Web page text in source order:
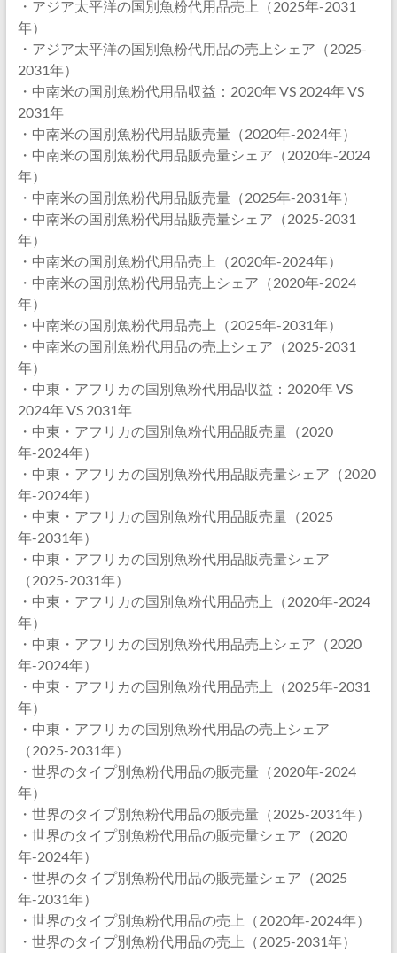
・アジア太平洋の国別魚粉代用品売上（2025年-2031
年）
・アジア太平洋の国別魚粉代用品の売上シェア（2025-
2031年）
・中南米の国別魚粉代用品収益：2020年 VS 2024年 VS
2031年
・中南米の国別魚粉代用品販売量（2020年-2024年）
・中南米の国別魚粉代用品販売量シェア（2020年-2024
年）
・中南米の国別魚粉代用品販売量（2025年-2031年）
・中南米の国別魚粉代用品販売量シェア（2025-2031
年）
・中南米の国別魚粉代用品売上（2020年-2024年）
・中南米の国別魚粉代用品売上シェア（2020年-2024
年）
・中南米の国別魚粉代用品売上（2025年-2031年）
・中南米の国別魚粉代用品の売上シェア（2025-2031
年）
・中東・アフリカの国別魚粉代用品収益：2020年 VS
2024年 VS 2031年
・中東・アフリカの国別魚粉代用品販売量（2020
年-2024年）
・中東・アフリカの国別魚粉代用品販売量シェア（2020
年-2024年）
・中東・アフリカの国別魚粉代用品販売量（2025
年-2031年）
・中東・アフリカの国別魚粉代用品販売量シェア
（2025-2031年）
・中東・アフリカの国別魚粉代用品売上（2020年-2024
年）
・中東・アフリカの国別魚粉代用品売上シェア（2020
年-2024年）
・中東・アフリカの国別魚粉代用品売上（2025年-2031
年）
・中東・アフリカの国別魚粉代用品の売上シェア
（2025-2031年）
・世界のタイプ別魚粉代用品の販売量（2020年-2024
年）
・世界のタイプ別魚粉代用品の販売量（2025-2031年）
・世界のタイプ別魚粉代用品の販売量シェア（2020
年-2024年）
・世界のタイプ別魚粉代用品の販売量シェア（2025
年-2031年）
・世界のタイプ別魚粉代用品の売上（2020年-2024年）
・世界のタイプ別魚粉代用品の売上（2025-2031年）